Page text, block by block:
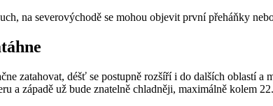
na severovýchodě se mohou objevit první přeháňky
zatahovat, déšť se postupně rozšíří i do dalších oblastí
a západě už bude znatelně chladněji, maximálně kolem 22.